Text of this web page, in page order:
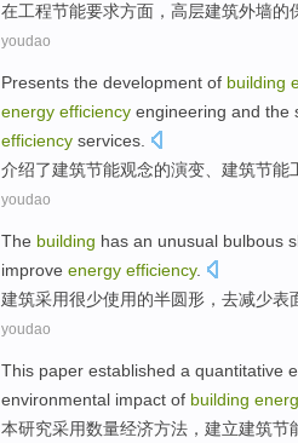
在工程节能要求方面 ， 高层建筑外墙的
youdao
Presents the development of building
energy efficiency engineering and the
efficiency services.
介绍了建筑节能观念的演变 、建筑节能
youdao
The building has an unusual bulbous
improve energy efficiency.
建筑采用很少使用的半圆形 ， 去减少表
youdao
This paper established a quantitative
environmental impact of building
本研究采用数量经济方法， 建立建筑节